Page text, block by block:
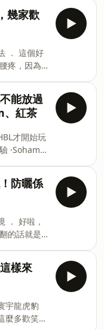
連
Details/39664
幾家歡
1,380
能放過
、紅茶
才開始玩
得自己來
SoundOn
防曬係
樣來
宇龍虎豹
麼多歡笑聲